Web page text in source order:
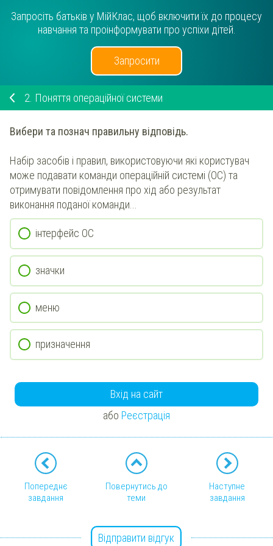
Запросіть батьків у МійКлас, щоб включити їх до процесу
навчання та проінформувати про успіхи дітей.
Запросити
2. Поняття операційної системи
Вибери та познач правильну відповідь.
Набір засобів і правил, використовуючи які користувач
може подавати команди операційній системі (ОС) та
отримувати повідомлення про хід або результат
виконання поданої команди...
інтерфейс ОС
значки
меню
призначення
Вхід на сайт
або Реєстрація
Попереднє
завдання
Повернутись до
теми
Наступне
завдання
Відправити відгук